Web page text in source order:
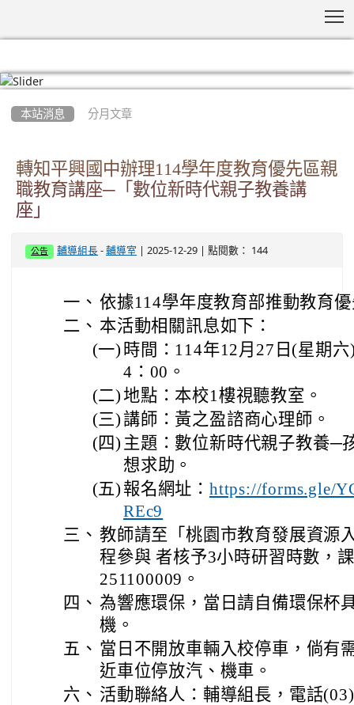
本站消息 分月文章
轉知平興國中辦理114學年度教育優先區親
職教育講座─「數位新時代親子教養講
座」
公告 輔導組長 -輔導室 | 2025-12-29 | 點閱數： 144
一、 依據114學年度教育部推動教育
二、 本活動相關訊息如下：
(一) 時間：114年12月27日(星期
4：00。
(二)地點：本校1樓視聽教室。
(三)講師：黃之盈諮商心理師。
(四) 主題：數位新時代親子教養─
想求助。
(五) 報名網址： https://forms.gle/
REc9
三、 教師請至「桃園市教育發展資源
程參與 者核予3小時研習時數，
251100009。
四、 為響應環保，當日請自備環保杯
機。
五、 當日不開放車輛入校停車，倘有
近車位停放汽、機車。
六、 活動聯絡人：輔導組長，電話